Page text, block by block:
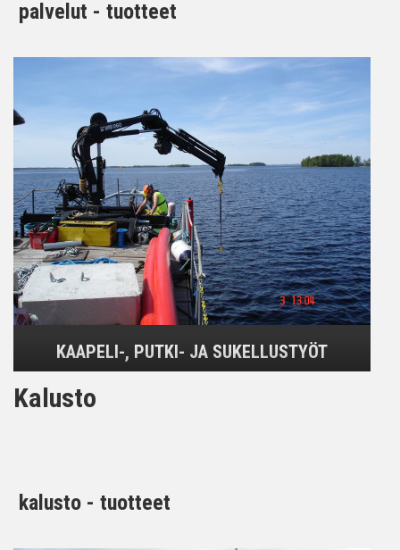
palvelut - tuotteet
KAAPELI-, PUTKI- JA SUKELLUSTYÖT
Kalusto
kalusto - tuotteet